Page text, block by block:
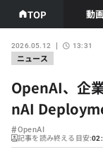
TOP 動
ニュース
2026.05.12 13:31
OpenAI、企
nAI
#OpenAI
記事を読み終える目安: